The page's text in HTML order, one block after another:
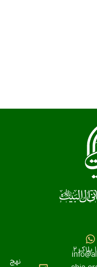
نهج